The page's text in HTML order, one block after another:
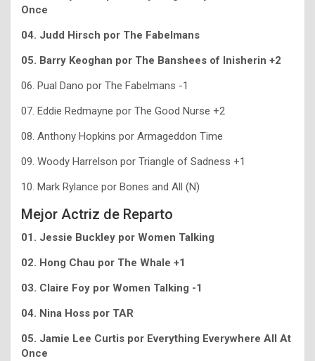
Once
04. Judd Hirsch por The Fabelmans
05. Barry Keoghan por The Banshees of Inisherin +2
06. Pual Dano por The Fabelmans -1
07. Eddie Redmayne por The Good Nurse +2
08. Anthony Hopkins por Armageddon Time
09. Woody Harrelson por Triangle of Sadness +1
10. Mark Rylance por Bones and All (N)
Mejor Actriz de Reparto
01. Jessie Buckley por Women Talking
02. Hong Chau por The Whale +1
03. Claire Foy por Women Talking -1
04. Nina Hoss por TAR
05. Jamie Lee Curtis por Everything Everywhere All At
Once